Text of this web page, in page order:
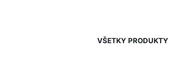
VŠETKY PRODUKTY